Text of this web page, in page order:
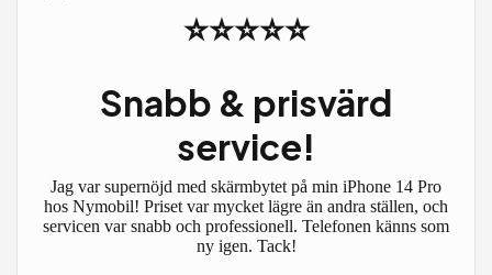
⭐⭐⭐⭐⭐
Snabb & prisvärd
service!
Jag var supernöjd med skärmbytet på min iPhone 14 Pro
hos Nymobil! Priset var mycket lägre än andra ställen, och
servicen var snabb och professionell. Telefonen känns som
ny igen. Tack!